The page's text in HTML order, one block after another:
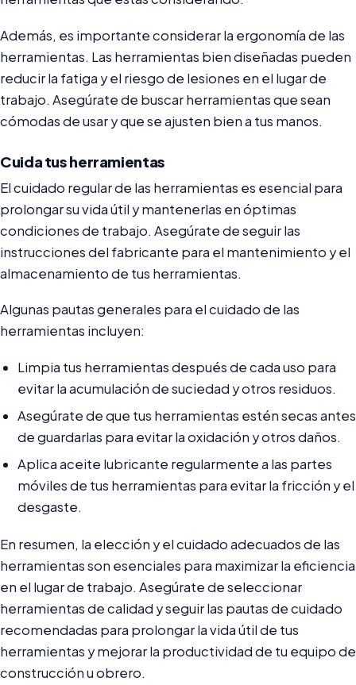
Además, es importante considerar la ergonomía de las
herramientas. Las herramientas bien diseñadas pueden
reducir la fatiga y el riesgo de lesiones en el lugar de
trabajo. Asegúrate de buscar herramientas que sean
cómodas de usar y que se ajusten bien a tus manos.
Cuida tus herramientas
El cuidado regular de las herramientas es esencial para
prolongar su vida útil y mantenerlas en óptimas
condiciones de trabajo. Asegúrate de seguir las
instrucciones del fabricante para el mantenimiento y el
almacenamiento de tus herramientas.
Algunas pautas generales para el cuidado de las
herramientas incluyen:
Limpia tus herramientas después de cada uso para
evitar la acumulación de suciedad y otros residuos.
Asegúrate de que tus herramientas estén secas antes
de guardarlas para evitar la oxidación y otros daños.
Aplica aceite lubricante regularmente a las partes
móviles de tus herramientas para evitar la fricción y el
desgaste.
En resumen, la elección y el cuidado adecuados de las
herramientas son esenciales para maximizar la eficiencia
en el lugar de trabajo. Asegúrate de seleccionar
herramientas de calidad y seguir las pautas de cuidado
recomendadas para prolongar la vida útil de tus
herramientas y mejorar la productividad de tu equipo de
construcción u obrero.